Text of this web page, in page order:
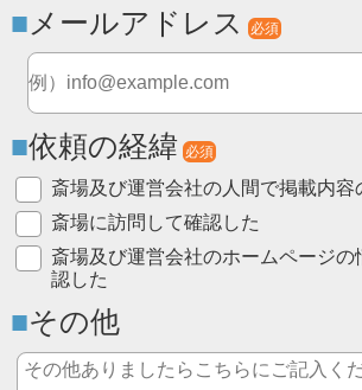
メールアドレス 必須
依頼の経緯 必須
斎場及び運営会社の人間で掲載内容
斎場に訪問して確認した
斎場及び運営会社のホームページの
認した
その他